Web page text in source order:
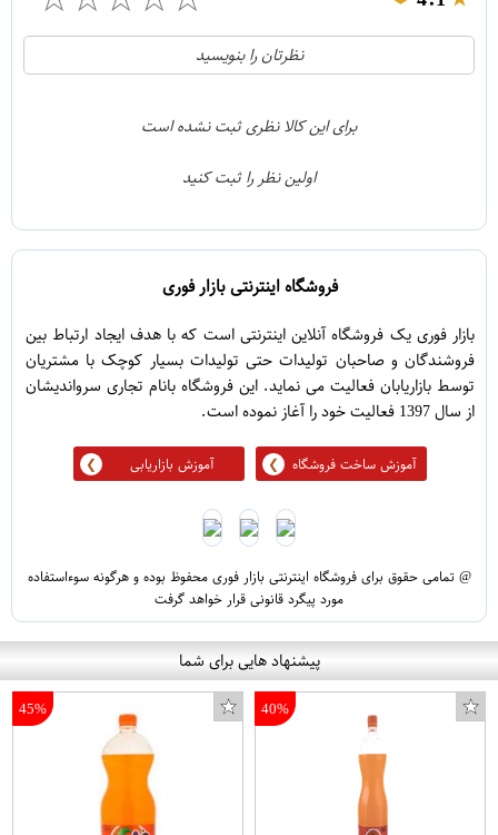
21
1
نظرتان را بنویسید
برای این کالا نظری ثبت نشده است
اولین نظر را ثبت کنید
فروشگاه اینترنتی بازار فوری
بازار فوری یک فروشگاه آنلاین اینترنتی است که با هدف ایجاد ارتباط بین
فروشندگان و صاحبان تولیدات حتی تولیدات بسیار کوچک با مشتریان
توسط بازاریابان فعالیت می نماید. این فروشگاه بانام تجاری سرواندیشان
از سال 1397 فعالیت خود را آغاز نموده است.
آموزش ساخت فروشگاه آموزش بازاریابی
@ تمامی حقوق برای فروشگاه اینترنتی بازار فوری محفوظ بوده و هرگونه سوءاستفاده
مورد پیگرد قانونی قرار خواهد گرفت
پیشنهاد هایی برای شما
40%
45%